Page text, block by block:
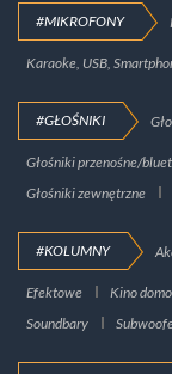
#MIKROFONY
Karaoke, USB,
#GŁOŚNIKI
Głośniki przenośne/
Głośniki zewnętrzne
#KOLUMNY
Efektowe Kino
Soundbary